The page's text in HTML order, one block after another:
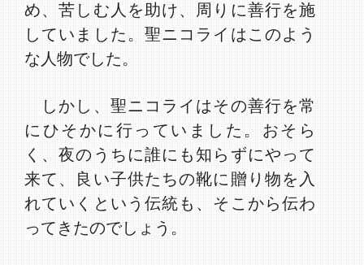
め、苦しむ人を助け、周りに善行を施
していました。聖ニコライはこのよう
な人物でした。
しかし、聖ニコライはその善行を常
にひそかに行っていました。おそら
く、夜のうちに誰にも知らずにやって
来て、良い子供たちの靴に贈り物を入
れていくという伝統も、そこから伝わ
ってきたのでしょう。